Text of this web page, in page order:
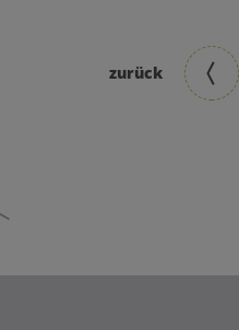
zurück